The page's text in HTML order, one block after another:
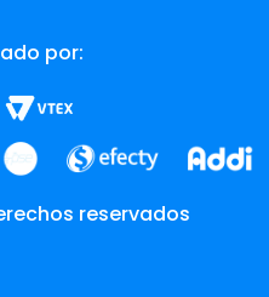
por:
reservados